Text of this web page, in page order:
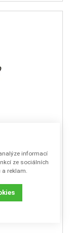
nerezová
informací
ze sociálních
a reklam.